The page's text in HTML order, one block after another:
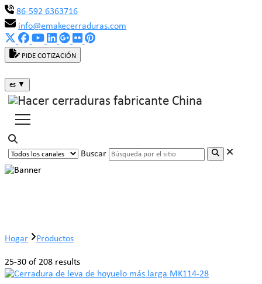
86-592 6363716
info@emakecerraduras.com
PIDE COTIZACIÓN
es ▼
Buscar
Hogar Productos
25-30 of 208 results